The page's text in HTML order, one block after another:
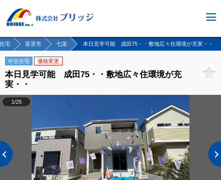
宅 富里市 七栄 本日見学可能 成田75・・敷地広々住環境が充実・・
中古住宅 価格変更
本日見学可能 成田75・・敷地広々住環境が充
実・・
1/25